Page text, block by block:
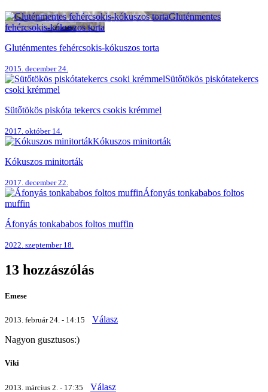
Gluténmentes
fehércsokis-kókuszos torta
Gluténmentes fehércsokis-kókuszos torta
2015. december 24.
Sütőtökös piskótatekercs
csoki krémmel
Sütőtökös piskóta tekercs csokis krémmel
2017. október 14.
Kókuszos minitorták
Kókuszos minitorták
2017. december 22.
Áfonyás tonkababos foltos
muffin
Áfonyás tonkababos foltos muffin
2022. szeptember 18.
13 hozzászólás
Emese
2013. február 24. - 14:15
Válasz
Nagyon gusztusos:)
Viki
2013. március 2. - 17:35 Válasz